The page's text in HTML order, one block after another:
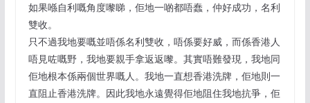
如果喺自利嘅角度嚟睇，佢地一啲都唔蠢，仲好成功，名利
雙收。
只不過我地要嘅並唔係名利雙收，唔係要好威，而係香港人
唔見咗嘅野，我地要親手拿返返嚟。其實唔難發現，我地同
佢地根本係兩個世界嘅人。我地一直想香港洗牌，佢地則一
直阻止香港洗牌。因此我地永遠覺得佢地阻住我地抗爭，佢